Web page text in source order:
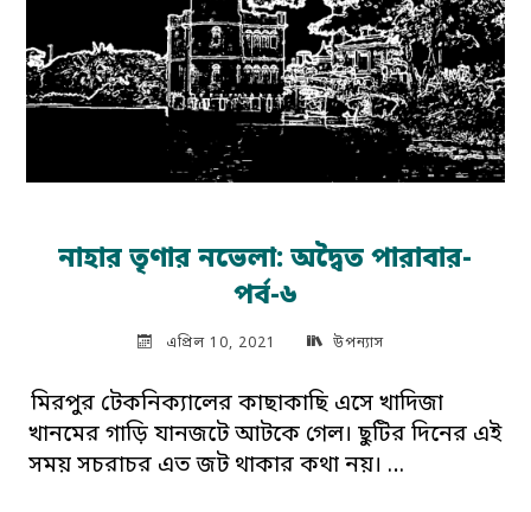
নাহার তৃণার নভেলা: অদ্বৈত পারাবার-
পর্ব-৬
এপ্রিল 10, 2021 উপন্যাস
মিরপুর টেকনিক্যালের কাছাকাছি এসে খাদিজা
খানমের গাড়ি যানজটে আটকে গেল। ছুটির দিনের এই
সময় সচরাচর এত জট থাকার কথা নয়। …